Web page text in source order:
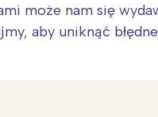
może nam się
aby uniknąć